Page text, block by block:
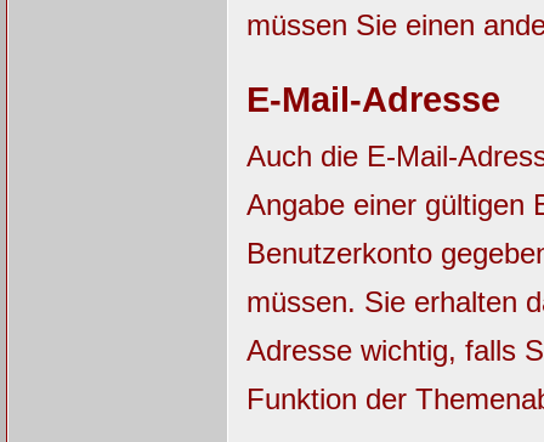
müssen Sie einen
E-Mail-Adresse
Auch die E-Mail-
Angabe einer gültigen
Benutzerkonto
müssen. Sie erhalten
Adresse wichtig, falls
Funktion der